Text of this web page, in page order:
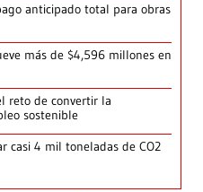
anticipado total para obras
más de $4,596 millones en
reto de convertir la
sostenible
casi 4 mil toneladas de CO2